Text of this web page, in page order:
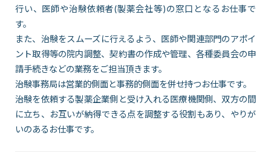
行い、医師や治験依頼者(製薬会社等)の窓口となるお仕事で
す。
また、治験をスムーズに行えるよう、医師や関連部門のアポイ
ント取得等の院内調整、契約書の作成や管理、各種委員会の申
請手続きなどの業務をご担当頂きます。
治験事務局は営業的側面と事務的側面を併せ持つお仕事です。
治験を依頼する製薬企業側と受け入れる医療機関側、双方の間
に立ち、お互いが納得できる点を調整する役割もあり、やりが
いのあるお仕事です。